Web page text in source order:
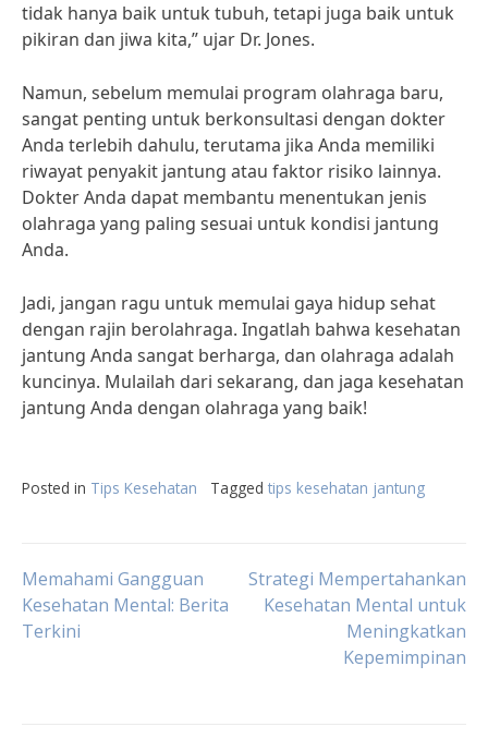
tidak hanya baik untuk tubuh, tetapi juga baik untuk
pikiran dan jiwa kita,” ujar Dr. Jones.
Namun, sebelum memulai program olahraga baru,
sangat penting untuk berkonsultasi dengan dokter
Anda terlebih dahulu, terutama jika Anda memiliki
riwayat penyakit jantung atau faktor risiko lainnya.
Dokter Anda dapat membantu menentukan jenis
olahraga yang paling sesuai untuk kondisi jantung
Anda.
Jadi, jangan ragu untuk memulai gaya hidup sehat
dengan rajin berolahraga. Ingatlah bahwa kesehatan
jantung Anda sangat berharga, dan olahraga adalah
kuncinya. Mulailah dari sekarang, dan jaga kesehatan
jantung Anda dengan olahraga yang baik!
Posted in Tips Kesehatan Tagged tips kesehatan jantung
Post
navigation
Memahami Gangguan
Kesehatan Mental: Berita
Terkini
Strategi Mempertahankan
Kesehatan Mental untuk
Meningkatkan
Kepemimpinan